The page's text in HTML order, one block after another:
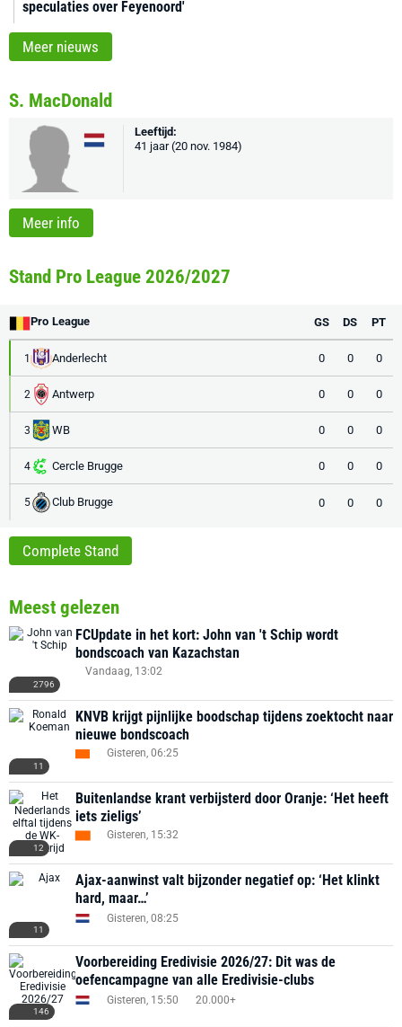
speculaties over Feyenoord'
Meer nieuws
S. MacDonald
Leeftijd:
41 jaar (20 nov. 1984)
Meer info
Stand Pro League 2026/2027
Pro League GS DS PT
1 Anderlecht 0 0 0
2 Antwerp 0 0 0
3 WB 0 0 0
4 Cercle Brugge 0 0 0
5 Club Brugge 0 0 0
Complete Stand
Meest gelezen
2796
FCUpdate in het kort: John van 't Schip wordt
bondscoach van Kazachstan
Vandaag, 13:02
11
KNVB krijgt pijnlijke boodschap tijdens zoektocht naar
nieuwe bondscoach
Gisteren, 06:25
12
Buitenlandse krant verbijsterd door Oranje: ‘Het heeft
iets zieligs’
Gisteren, 15:32
11
Ajax-aanwinst valt bijzonder negatief op: ‘Het klinkt
hard, maar…’
Gisteren, 08:25
146
Voorbereiding Eredivisie 2026/27: Dit was de
oefencampagne van alle Eredivisie-clubs
Gisteren, 15:50 20.000+